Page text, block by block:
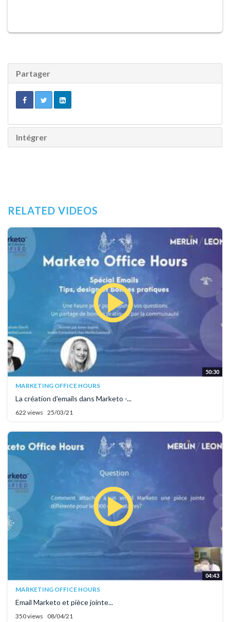
Partager
Intégrer
RELATED VIDEOS
50:30
MARKETING OFFICE HOURS
La création d'emails dans Marketo -...
622 views 25/03/21
04:43
MARKETING OFFICE HOURS
Email Marketo et pièce jointe...
350 views 08/04/21